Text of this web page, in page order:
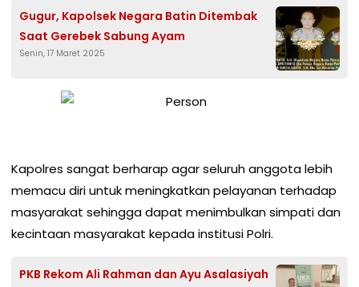
Gugur, Kapolsek Negara Batin Ditembak
Saat Gerebek Sabung Ayam
Senin, 17 Maret 2025
Kapolres sangat berharap agar seluruh anggota lebih
memacu diri untuk meningkatkan pelayanan terhadap
masyarakat sehingga dapat menimbulkan simpati dan
kecintaan masyarakat kepada institusi Polri.
PKB Rekom Ali Rahman dan Ayu Asalasiyah